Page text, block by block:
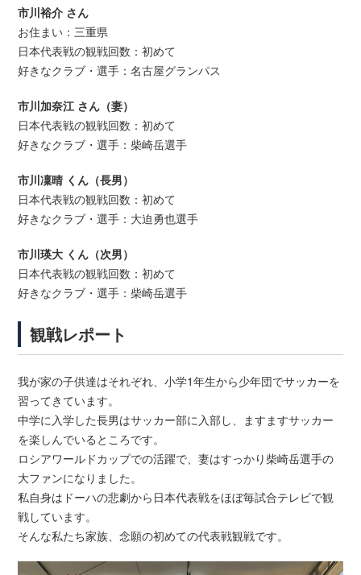
市川裕介 さん
お住まい：三重県
日本代表戦の観戦回数：初めて
好きなクラブ・選手：名古屋グランパス
市川加奈江 さん（妻）
日本代表戦の観戦回数：初めて
好きなクラブ・選手：柴崎岳選手
市川凜晴 くん（長男）
日本代表戦の観戦回数：初めて
好きなクラブ・選手：大迫勇也選手
市川瑛大 くん（次男）
日本代表戦の観戦回数：初めて
好きなクラブ・選手：柴崎岳選手
観戦レポート
我が家の子供達はそれぞれ、小学1年生から少年団でサッカーを
習ってきています。
中学に入学した長男はサッカー部に入部し、ますますサッカー
を楽しんでいるところです。
ロシアワールドカップでの活躍で、妻はすっかり柴崎岳選手の
大ファンになりました。
私自身はドーハの悲劇から日本代表戦をほぼ毎試合テレビで観
戦しています。
そんな私たち家族、念願の初めての代表戦観戦です。